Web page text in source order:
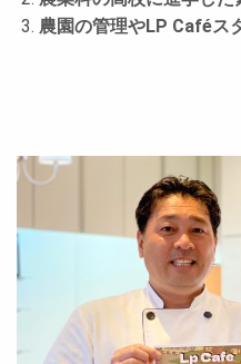
農園の管理やLP Caféス